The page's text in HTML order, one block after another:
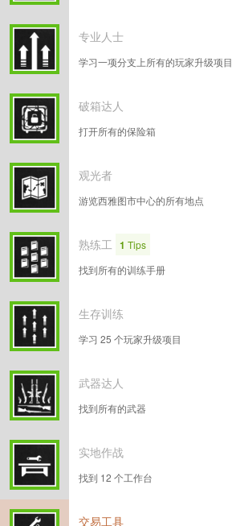
专业人士
学习一项分支上所有的玩家升级项目
破箱达人
打开所有的保险箱
观光者
游览西雅图市中心的所有地点
熟练工 1 Tips
找到所有的训练手册
生存训练
学习 25 个玩家升级项目
武器达人
找到所有的武器
实地作战
找到 12 个工作台
交易工具